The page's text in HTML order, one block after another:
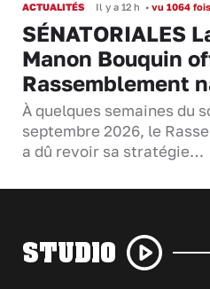
ACTUALITÉS Il y a 12 h • vu 1064 fois
SÉNATORIALES
Manon Bouquin
Rassemblement
À quelques semaines du
septembre 2026, le
a dû revoir sa stratégie…
STUDIO